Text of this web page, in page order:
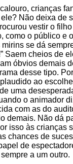
crianças
Não deixa de
vestir o
como o público
se dá
Saem cheios
óbvios demais
desse tipo.
ao
uma
o animador
com as do
demais. Não dá
isso às
chances de
de
a um outro.